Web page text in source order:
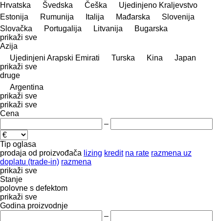
Hrvatska
Švedska Češka
Ujedinjeno Kraljevstvo
Estonija
Rumunija Italija Mađarska
Slovenija
Slovačka
Portugalija Litvanija
Bugarska
prikaži sve
Azija
Ujedinjeni Arapski Emirati
Turska Kina
Japan
prikaži sve
druge
Argentina
prikaži sve
prikaži sve
Cena
–
Tip oglasa
prodaja od proizvođača lizing kredit na rate razmena uz
doplatu (trade-in) razmena
prikaži sve
Stanje
polovne s defektom
prikaži sve
Godina proizvodnje
–